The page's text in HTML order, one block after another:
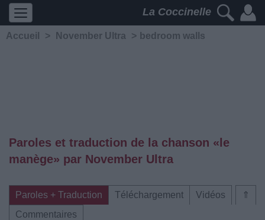
La Coccinelle
Accueil > November Ultra > ​bedroom walls
Paroles et traduction de la chanson «​le
manège» par November Ultra
⇑
Paroles + Traduction Téléchargement
Vidéos
Commentaires